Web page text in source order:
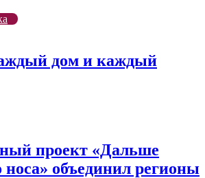
дом и каждый
проект «Дальше
носа» объединил регионы